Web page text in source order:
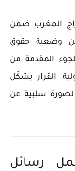
المغرب ضمن
وضعية حقوق
اللجوء المقدمة من
القرار يشكّل
لصورة سلبية عن
رسائل